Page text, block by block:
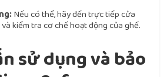
Nếu có thể, hãy đến trực tiếp cửa
kiểm tra cơ chế hoạt động của ghế.
sử dụng và bảo